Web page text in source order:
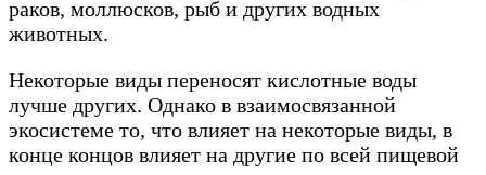
раков, моллюсков, рыб и других водных
животных.
Некоторые виды переносят кислотные воды
лучше других. Однако в взаимосвязанной
экосистеме то, что влияет на некоторые виды, в
конце концов влияет на другие по всей пищевой